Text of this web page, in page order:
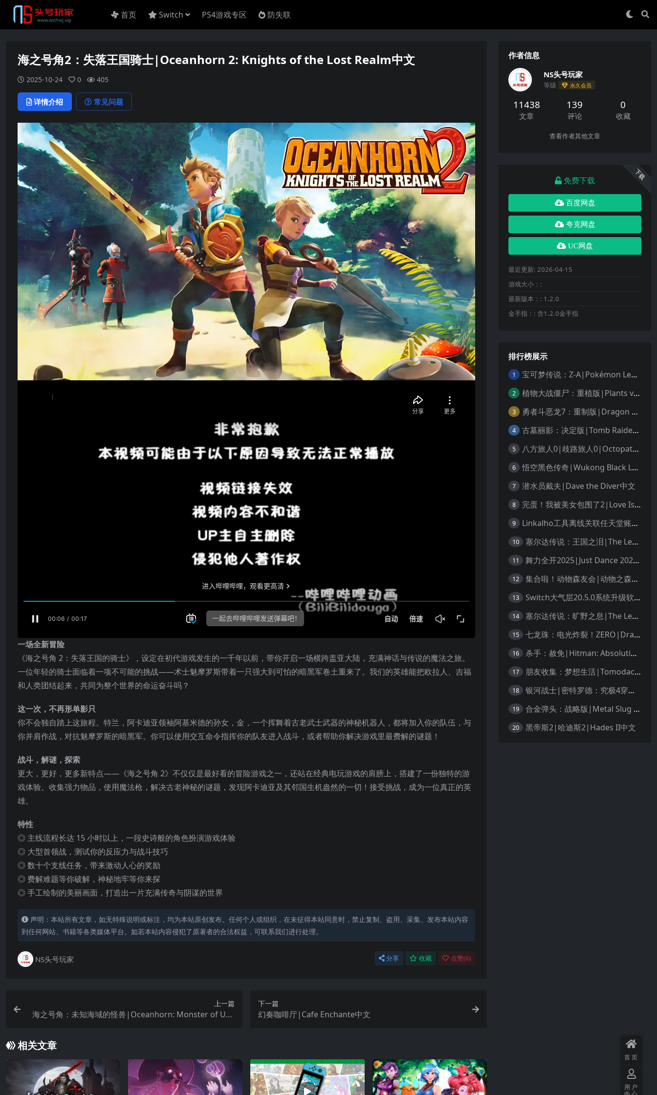
首页 Switch PS4游戏专区 防失联
海之号角2：失落王国骑士|Oceanhorn 2: Knights of the Lost Realm中文
2025-10-24 0 405
详情介绍 常见问题
一场全新冒险
《海之号角 2：失落王国的骑士》，设定在初代游戏发生的一千年以前，带你开启一场横跨盖亚大陆，充满神话与传说的魔法之旅。
一位年轻的骑士面临着一项不可能的挑战——术士魅摩罗斯带着一只强大到可怕的暗黑军卷土重来了。我们的英雄能把欧拉人、吉福
和人类团结起来，共同为整个世界的命运奋斗吗？
这一次，不再形单影只
你不会独自踏上这旅程。特兰，阿卡迪亚领袖阿基米德的孙女，金，一个挥舞着古老武士武器的神秘机器人，都将加入你的队伍，与
你并肩作战，对抗魅摩罗斯的暗黑军。你可以使用交互命令指挥你的队友进入战斗，或者帮助你解决游戏里最费解的谜题！
战斗，解谜，探索
更大，更好 ，更多新特点——《海之号角 2》不仅仅是最好看的冒险游戏之一，还站在经典电玩游戏的肩膀上，搭建了一份独特的游
戏体验。收集强力物品，使用魔法枪，解决古老神秘的谜题，发现阿卡迪亚及其邻国生机盎然的一切！接受挑战，成为一位真正的英
雄。
特性
◎ 主线流程长达 15 小时以上，一段史诗般的角色扮演游戏体验
◎ 大型首领战，测试你的反应力与战斗技巧
◎ 数十个支线任务，带来激动人心的奖励
◎ 费解难题等你破解，神秘地牢等你来探
◎ 手工绘制的美丽画面，打造出一片充满传奇与阴谋的世界
声明：本站所有文章，如无特殊说明或标注，均为本站原创发布。任何个人或组织，在未征得本站同意时，禁止复制、盗用、采集、发布本站内容
到任何网站、书籍等各类媒体平台。如若本站内容侵犯了原著者的合法权益，可联系我们进行处理。
NS头号玩家 分享 收藏 点赞(0)
上一篇
海之号角：未知海域的怪兽|Oceanhorn: Monster of Unc
下一篇
幻奏咖啡厅|Cafe Enchante中文
相关文章
作者信息
NS头号玩家
等级 永久会员
11438
文章
139
评论
0
收藏
查看作者其他文章
下载
免费下载
百度网盘
夸克网盘
UC网盘
最近更新: 2026-04-15
游戏大小：:
最新版本：: 1.2.0
金手指：: 含1.2.0金手指
排行榜展示
1 宝可梦传说：Z-A|Pokémon Legends: Z-A中文
2 植物大战僵尸：重植版|Plants vs. Zombies: Replanted中文
3 勇者斗恶龙7：重制版|Dragon Quest VII Reimagined中文
4 古墓丽影：决定版|Tomb Raider: Definitive Edition中文
5 八方旅人0|歧路旅人0|Octopath Traveler 0中文
6 悟空黑色传奇|Wukong Black Legend
7 潜水员戴夫|Dave the Diver中文
8 完蛋！我被美女包围了2|Love Is All Around 2中文
9 Linkalho工具离线关联任天堂账户教程
10 塞尔达传说：王国之泪|The Legend of Zelda: Tears of the Kingdom中文
11 舞力全开2025|Just Dance 2025中文
12 集合啦！动物森友会|动物之森|Animal Crossing: New Horizons中文
13 Switch大气层20.5.0系统升级软硬破通用教程
14 塞尔达传说：旷野之息|The Legend of Zelda: Breath of the Wild中文
15 七龙珠：电光炸裂！ZERO|Dragon Ball: Sparking! Zero中文
16 杀手：赦免|Hitman: Absolution汉化
17 朋友收集：梦想生活|Tomodachi Life: Living the Dream中文
18 银河战士|密特罗德：究极4穿越未知|Metroid Prime 4: Beyond中文
19 合金弹头：战略版|Metal Slug Tactics中文
20 黑帝斯2|哈迪斯2|Hades II中文
首页
用户